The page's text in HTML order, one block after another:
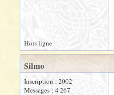
Hors ligne
Silmo
Inscription : 2002
Messages : 4 267